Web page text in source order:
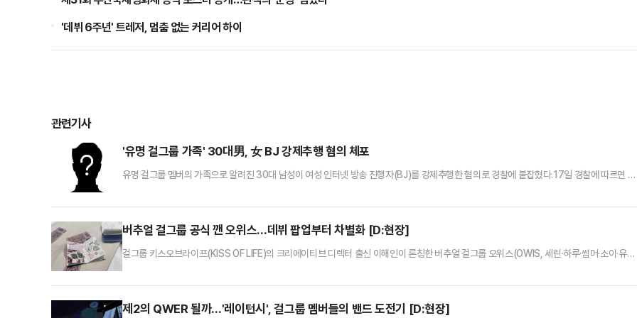
'데뷔 6주년' 트레저, 멈춤 없는 커리어 하이
관련기사
'유명 걸그룹 가족' 30대男, 女 BJ 강제추행 혐의 체포
유명 걸그룹 멤버의 가족으로 알려진 30대 남성이 여성 인터넷 방송 진행자(BJ)를 강제추행한 혐의로 경찰에 붙잡혔다.17일 경찰에 따르면 서
BJ와 서울 강남구 한 식당에서 식사와 술자리를 가진 뒤 자신의 집으로 데려가 동의 없이 신체 접촉을 한 혐의를 받는다. 해당 ‘식사 데이트권’은
버추얼 걸그룹 공식 깬 오위스…데뷔 팝업부터 차별화 [D:현장]
걸그룹 키스오브라이프(KISS OF LIFE)의 크리에이티브 디렉터 출신 이해인이 론칭한 버추얼 걸그룹 오위스(OWIS, 세린·하루·썸머·소이·유
뷔 초기부터 대중성과 여성향 감성을 전면에 내세우며 차별화를 꾀했다.25일 서울 여의도 더현대 서울 5층과 6층에서 진행 중인 오위스 팝업은
제2의 QWER 될까…'레이턴시', 걸그룹 멤버들의 밴드 도전기 [D:현장]